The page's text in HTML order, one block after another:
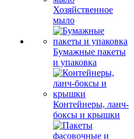
Хозяйственное
мыло
Бумажные пакеты
и упаковка
Контейнеры, ланч-
боксы и крышки